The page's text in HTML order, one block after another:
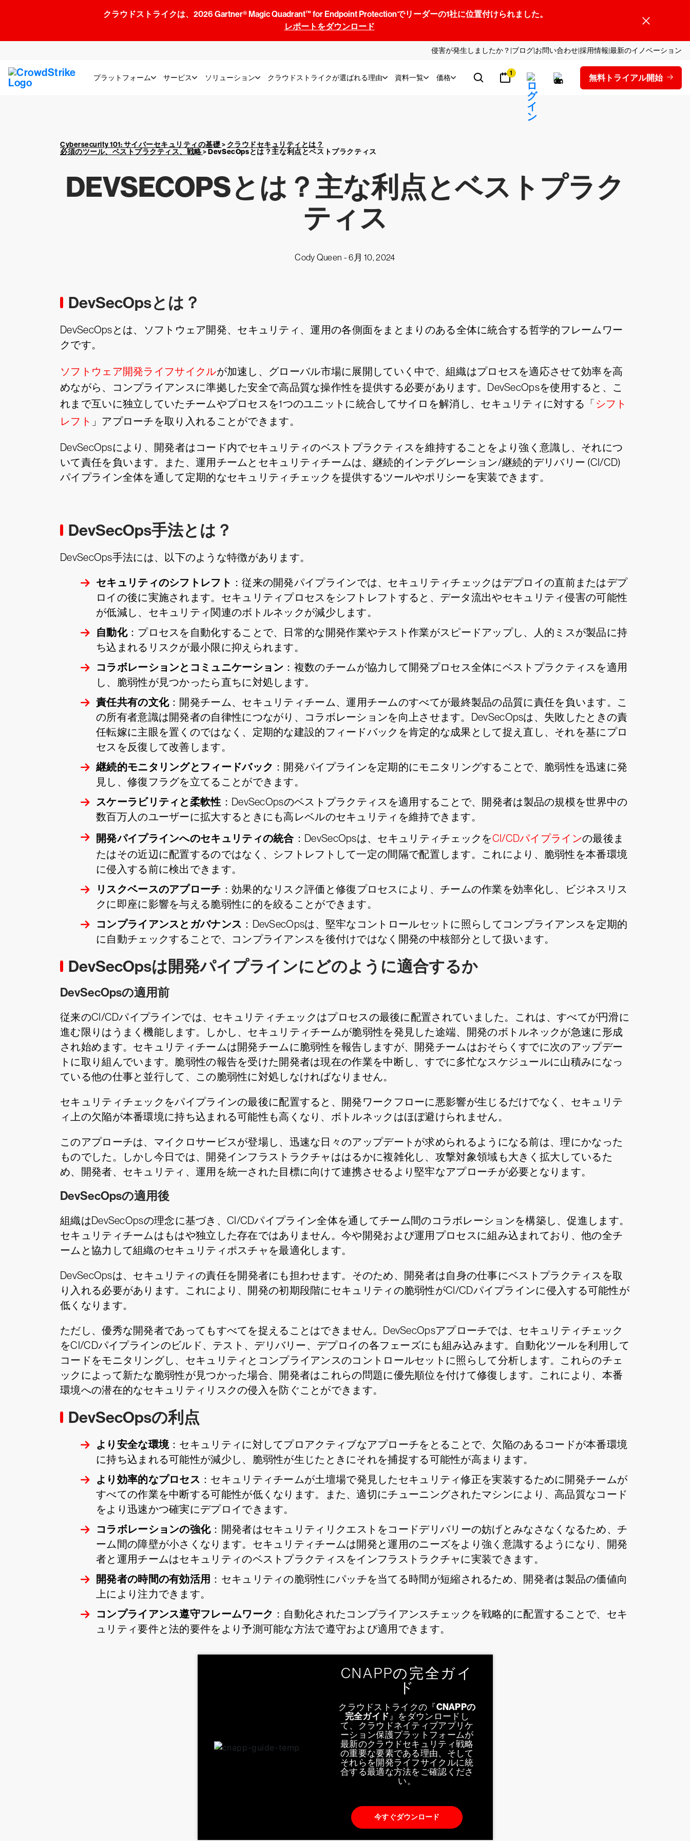
クラウドストライクは、2026 Gartner® Magic Quadrant™ for Endpoint Protectionでリーダーの1社に位置付けられました。
レポートをダウンロード
侵害が発生しましたか？ ブログ お問い合わせ採用情報 最新のイノベーション
プラットフォーム サービス ソリューション クラウドストライクが選ばれる理由 資料一覧 価格 1 無料トライアル開始
Cybersecurity 101: サイバーセキュリティの基礎> クラウドセキュリティとは？
必須のツール、ベストプラクティス、戦略>DevSecOpsとは？主な利点とベストプラクティス
DEVSECOPSとは？主な利点とベストプラク
ティス
Cody Queen -6月 10, 2024
DevSecOpsとは？
DevSecOpsとは、ソフトウェア開発、セキュリティ、運用の各側面をまとまりのある全体に統合する哲学的フレームワー
クです。
ソフトウェア開発ライフサイクルが加速し、グローバル市場に展開していく中で、組織はプロセスを適応させて効率を高
めながら、コンプライアンスに準拠した安全で高品質な操作性を提供する必要があります。DevSecOpsを使用すると、こ
れまで互いに独立していたチームやプロセスを1つのユニットに統合してサイロを解消し、セキュリティに対する「 シフト
レフト 」アプローチを取り入れることができます。
DevSecOpsにより、開発者はコード内でセキュリティのベストプラクティスを維持することをより強く意識し、それにつ
いて責任を負います。また、運用チームとセキュリティチームは、継続的インテグレーション/継続的デリバリー (CI/CD)
パイプライン全体を通して定期的なセキュリティチェックを提供するツールやポリシーを実装できます。
DevSecOps手法とは？
DevSecOps手法には、以下のような特徴があります。
セキュリティのシフトレフト ：従来の開発パイプラインでは、セキュリティチェックはデプロイの直前またはデプ
ロイの後に実施されます。セキュリティプロセスをシフトレフトすると、データ流出やセキュリティ侵害の可能性
が低減し、セキュリティ関連のボトルネックが減少します。
自動化：プロセスを自動化することで、日常的な開発作業やテスト作業がスピードアップし、人的ミスが製品に持
ち込まれるリスクが最小限に抑えられます。
コラボレーションとコミュニケーション ：複数のチームが協力して開発プロセス全体にベストプラクティスを適用
し、脆弱性が見つかったら直ちに対処します。
責任共有の文化：開発チーム、セキュリティチーム、運用チームのすべてが最終製品の品質に責任を負います。こ
の所有者意識は開発者の自律性につながり、コラボレーションを向上させます。DevSecOpsは、失敗したときの責
任転嫁に主眼を置くのではなく、定期的な建設的フィードバックを肯定的な成果として捉え直し、それを基にプロ
セスを反復して改善します。
継続的モニタリングとフィードバック ：開発パイプラインを定期的にモニタリングすることで、脆弱性を迅速に発
見し、修復フラグを立てることができます。
スケーラビリティと柔軟性 ：DevSecOpsのベストプラクティスを適用することで、開発者は製品の規模を世界中の
数百万人のユーザーに拡大するときにも高レベルのセキュリティを維持できます。
開発パイプラインへのセキュリティの統合 ：DevSecOpsは、セキュリティチェックをCI/CDパイプラインの最後ま
たはその近辺に配置するのではなく、シフトレフトして一定の間隔で配置します。これにより、脆弱性を本番環境
に侵入する前に検出できます。
リスクベースのアプローチ ：効果的なリスク評価と修復プロセスにより、チームの作業を効率化し、ビジネスリス
クに即座に影響を与える脆弱性に的を絞ることができます。
コンプライアンスとガバナンス ：DevSecOpsは、堅牢なコントロールセットに照らしてコンプライアンスを定期的
に自動チェックすることで、コンプライアンスを後付けではなく開発の中核部分として扱います。
DevSecOpsは開発パイプラインにどのように適合するか
DevSecOpsの適用前
従来のCI/CDパイプラインでは、セキュリティチェックはプロセスの最後に配置されていました。これは、すべてが円滑に
進む限りはうまく機能します。しかし、セキュリティチームが脆弱性を発見した途端、開発のボトルネックが急速に形成
され始めます。セキュリティチームは開発チームに脆弱性を報告しますが、開発チームはおそらくすでに次のアップデー
トに取り組んでいます。脆弱性の報告を受けた開発者は現在の作業を中断し、すでに多忙なスケジュールに山積みになっ
ている他の仕事と並行して、この脆弱性に対処しなければなりません。
セキュリティチェックをパイプラインの最後に配置すると、開発ワークフローに悪影響が生じるだけでなく、セキュリテ
ィ上の欠陥が本番環境に持ち込まれる可能性も高くなり、ボトルネックはほぼ避けられません。
このアプローチは、マイクロサービスが登場し、迅速な日々のアップデートが求められるようになる前は、理にかなった
ものでした。しかし今日では、開発インフラストラクチャははるかに複雑化し、攻撃対象領域も大きく拡大しているた
め、開発者、セキュリティ、運用を統一された目標に向けて連携させるより堅牢なアプローチが必要となります。
DevSecOpsの適用後
組織はDevSecOpsの理念に基づき、CI/CDパイプライン全体を通してチーム間のコラボレーションを構築し、促進します。
セキュリティチームはもはや独立した存在ではありません。今や開発および運用プロセスに組み込まれており、他の全チ
ームと協力して組織のセキュリティポスチャを最適化します。
DevSecOpsは、セキュリティの責任を開発者にも担わせます。そのため、開発者は自身の仕事にベストプラクティスを取
り入れる必要があります。これにより、開発の初期段階にセキュリティの脆弱性がCI/CDパイプラインに侵入する可能性が
低くなります。
ただし、優秀な開発者であってもすべてを捉えることはできません。DevSecOpsアプローチでは、セキュリティチェック
をCI/CDパイプラインのビルド、テスト、デリバリー、デプロイの各フェーズにも組み込みます。自動化ツールを利用して
コードをモニタリングし、セキュリティとコンプライアンスのコントロールセットに照らして分析します。これらのチェ
ックによって新たな脆弱性が見つかった場合、開発者はこれらの問題に優先順位を付けて修復します。これにより、本番
環境への潜在的なセキュリティリスクの侵入を防ぐことができます。
DevSecOpsの利点
より安全な環境：セキュリティに対してプロアクティブなアプローチをとることで、欠陥のあるコードが本番環境
に持ち込まれる可能性が減少し、脆弱性が生じたときにそれを捕捉する可能性が高まります。
より効率的なプロセス ：セキュリティチームが土壇場で発見したセキュリティ修正を実装するために開発チームが
すべての作業を中断する可能性が低くなります。また、適切にチューニングされたマシンにより、高品質なコード
をより迅速かつ確実にデプロイできます。
コラボレーションの強化：開発者はセキュリティリクエストをコードデリバリーの妨げとみなさなくなるため、チ
ーム間の障壁が小さくなります。セキュリティチームは開発と運用のニーズをより強く意識するようになり、開発
者と運用チームはセキュリティのベストプラクティスをインフラストラクチャに実装できます。
開発者の時間の有効活用 ：セキュリティの脆弱性にパッチを当てる時間が短縮されるため、開発者は製品の価値向
上により注力できます。
コンプライアンス遵守フレームワーク ：自動化されたコンプライアンスチェックを戦略的に配置することで、セキ
ュリティ要件と法的要件をより予測可能な方法で遵守および適用できます。
CNAPPの完全ガイ
ド
クラウドストライクの『CNAPPの
完全ガイド』をダウンロードし
て、クラウドネイティブアプリケ
ーション保護プラットフォームが
最新のクラウドセキュリティ戦略
の重要な要素である理由、そして
それらを開発ライフサイクルに統
合する最適な方法をご確認くださ
い。
今すぐダウンロード